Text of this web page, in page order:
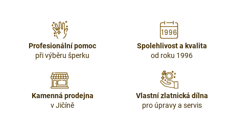
Profesionální pomoc
při výběru šperku
Spolehlivost a kvalita
od roku 1996
Kamenná prodejna
v Jičíně
Vlastní zlatnická dílna
pro úpravy a servis